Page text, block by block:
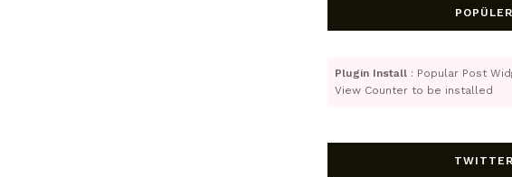
POPÜLER
Plugin Install : Popular Post
View Counter to be installed
TWITTER